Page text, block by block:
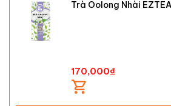
Trà Oolong Nhài
170,000₫